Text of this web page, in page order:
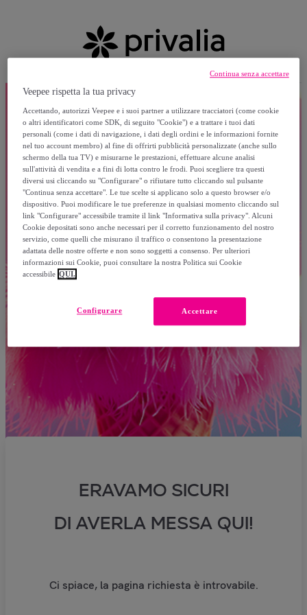
ERAVAMO SICURI
DI AVERLA MESSA QUI!
Ci spiace, la pagina richiesta è introvabile.
Veepee rispetta la tua privacy
Accettando, autorizzi Veepee e i suoi partner a utilizzare tracciatori (come cookie
o altri identificatori come SDK, di seguito "Cookie") e a trattare i tuoi dati
personali (come i dati di navigazione, i dati degli ordini e le informazioni fornite
nel tuo account membro) al fine di offrirti pubblicità personalizzate (anche sullo
schermo della tua TV) e misurarne le prestazioni, effettuare alcune analisi
sull'attività di vendita e a fini di lotta contro le frodi. Puoi scegliere tra questi
diversi usi cliccando su "Configurare" o rifiutare tutto cliccando sul pulsante
"Continua senza accettare". Le tue scelte si applicano solo a questo browser e/o
dispositivo. Puoi modificare le tue preferenze in qualsiasi momento cliccando sul
link "Configurare" accessibile tramite il link "Informativa sulla privacy". Alcuni
Cookie depositati sono anche necessari per il corretto funzionamento del nostro
servizio, come quelli che misurano il traffico o consentono la presentazione
adattata delle nostre offerte e non sono soggetti a consenso. Per ulteriori
informazioni sui Cookie, puoi consultare la nostra Politica sui Cookie
accessibile QUI.
Accettare
Configurare
Continua senza accettare